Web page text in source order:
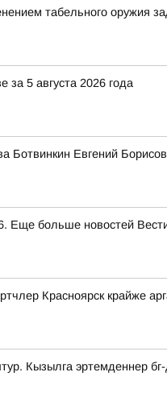
табельного оружия
за 5 августа 2026 года
Ботвинкин Евгений
Еще больше новостей
Красноярск крайже
Кызылга эртемденнер